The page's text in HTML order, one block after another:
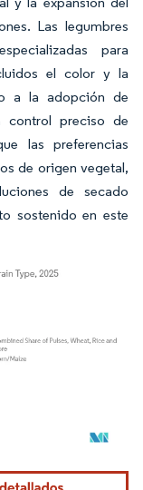
Las legumbres
para
el color y la
a la adopción de
control preciso de
las preferencias
de origen vegetal,
de secado
sostenido en este
según CC BY 4.0.